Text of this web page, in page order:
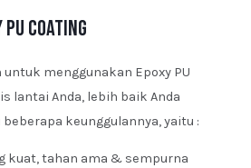
Coating
menggunakan Epoxy PU
lantai Anda, lebih baik Anda
keunggulannya, yaitu :
kuat, tahan ama & sempurna